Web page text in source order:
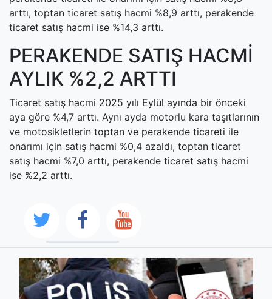
arttı, toptan ticaret satış hacmi %8,9 arttı, perakende
ticaret satış hacmi ise %14,3 arttı.
PERAKENDE SATIŞ HACMİ
AYLIK %2,2 ARTTI
Ticaret satış hacmi 2025 yılı Eylül ayında bir önceki
aya göre %4,7 arttı. Aynı ayda motorlu kara taşıtlarının
ve motosikletlerin toptan ve perakende ticareti ile
onarımı için satış hacmi %0,4 azaldı, toptan ticaret
satış hacmi %7,0 arttı, perakende ticaret satış hacmi
ise %2,2 arttı.